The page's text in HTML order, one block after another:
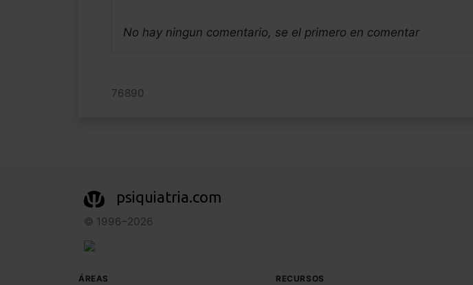
No hay ningun comentario, se el primero en comentar
76890
psiquiatria.com
© 1996–2026
ÁREAS RECURSOS